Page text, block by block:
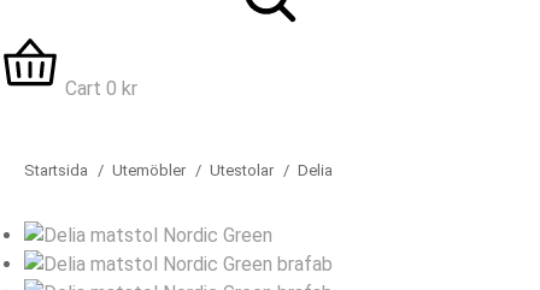
Cart 0 kr
Du är här:
Startsida Utemöbler Utestolar Delia